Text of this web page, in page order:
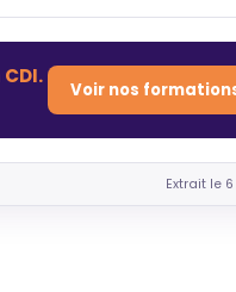
Voir nos
Extrait le